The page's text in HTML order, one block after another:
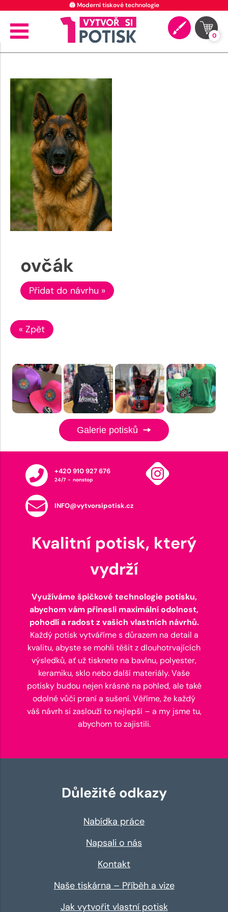
🖨️ Moderní tiskové technologie
0
ovčák
Přidat do návrhu »
« Zpět
Galerie potisků
+420 910 927 676
24/7 - nonstop
INFO@vytvorsipotisk.cz
Kvalitní potisk, který
vydrží
Využíváme špičkové technologie potisku,
abychom vám přinesli maximální odolnost,
pohodlí a radost z vašich vlastních návrhů.
Každý potisk vytváříme s důrazem na detail a
kvalitu, abyste se mohli těšit z dlouhotrvajících
výsledků, ať už tisknete na bavlnu, polyester,
keramiku, sklo nebo další materiály. Vaše
potisky budou nejen krásné na pohled, ale také
odolné vůči praní a sušení. Věříme, že každý
váš návrh si zaslouží to nejlepší – a my jsme tu,
abychom to zajistili.
Důležité odkazy
Nabídka práce
Napsali o nás
Kontakt
Naše tiskárna – Příběh a vize
Jak vytvořit vlastní potisk